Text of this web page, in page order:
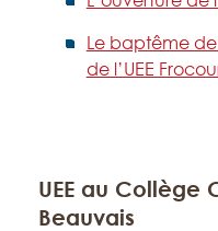
Le baptême de
de l’UEE
UEE au Collège
Beauvais